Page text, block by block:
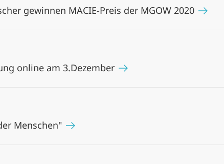
gewinnen MACIE-Preis der MGOW 2020
online am 3.Dezember
Menschen"